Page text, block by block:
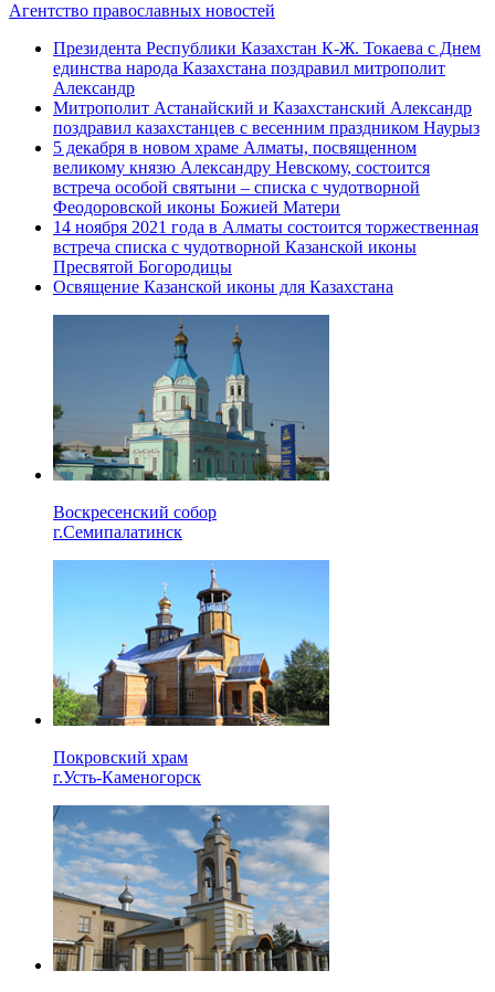
Агентство православных новостей
Президента Республики Казахстан К-Ж. Токаева с Днем
единства народа Казахстана поздравил митрополит
Александр
Митрополит Астанайский и Казахстанский Александр
поздравил казахстанцев с весенним праздником Наурыз
5 декабря в новом храме Алматы, посвященном
великому князю Александру Невскому, состоится
встреча особой святыни – списка с чудотворной
Феодоровской иконы Божией Матери
14 ноября 2021 года в Алматы состоится торжественная
встреча списка с чудотворной Казанской иконы
Пресвятой Богородицы
Освящение Казанской иконы для Казахстана
Воскресенский собор
г.Семипалатинск
Покровский храм
г.Усть-Каменогорск